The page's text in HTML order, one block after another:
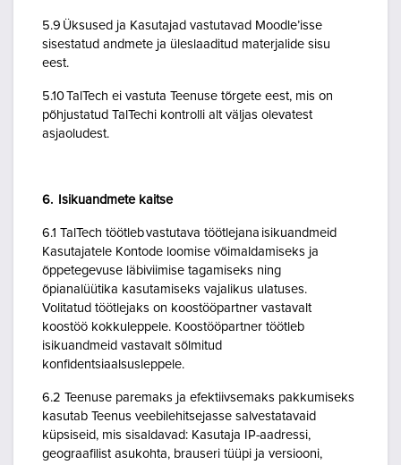
5.9 Üksused ja Kasutajad vastutavad Moodle’isse
sisestatud andmete ja üleslaaditud materjalide sisu
eest.
5.10 TalTech ei vastuta Teenuse tõrgete eest, mis on
põhjustatud TalTechi kontrolli alt väljas olevatest
asjaoludest.
6. Isikuandmete kaitse
6.1 TalTech töötleb vastutava töötlejana isikuandmeid
Kasutajatele Kontode loomise võimaldamiseks ja
õppetegevuse läbiviimise tagamiseks ning
õpianalüütika kasutamiseks vajalikus ulatuses.
Volitatud töötlejaks on koostööpartner vastavalt
koostöö kokkuleppele. Koostööpartner töötleb
isikuandmeid vastavalt sõlmitud
konfidentsiaalsusleppele.
6.2 Teenuse paremaks ja efektiivsemaks pakkumiseks
kasutab Teenus veebilehitsejasse salvestatavaid
küpsiseid, mis sisaldavad: Kasutaja IP-aadressi,
geograafilist asukohta, brauseri tüüpi ja versiooni,